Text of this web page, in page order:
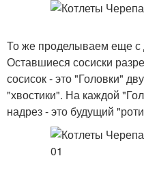
То же проделываем еще с
Оставшиеся сосиски
сосисок - это "Головки"
"хвостики". На каждой
надрез - это будущий